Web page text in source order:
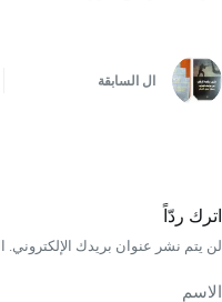
ال السابقة
اترك ردّاً
لن يتم نشر عنوان بريدك الإلكتروني.
الاسم